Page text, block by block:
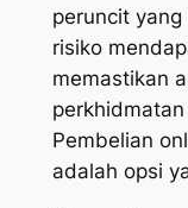
peruncit
risiko
memastikan
Pembelian
adalah opsi